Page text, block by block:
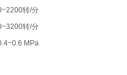
转/分
转/分
MPa